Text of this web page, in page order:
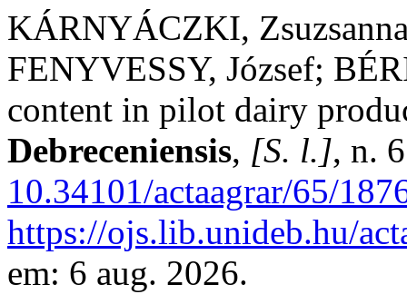
KÁRNYÁCZKI,
FENYVESSY, József;
content in pilot dairy
Debreceniensis, [S. l.], n.
10.34101/actaagrar/65/
https://ojs.lib.unideb.hu/
em: 6 aug. 2026.